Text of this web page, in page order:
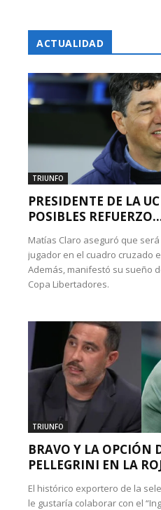
ACTUALIDAD
TRIUNFO
PRESIDENTE DE LA
POSIBLES
Matías Claro aseguró que
jugador en el cuadro cruzado
Además, manifestó su sueño
Copa Libertadores.
TRIUNFO
BRAVO Y LA OPCIÓN
PELLEGRINI EN LA
El histórico exportero de la
le gustaría colaborar con el